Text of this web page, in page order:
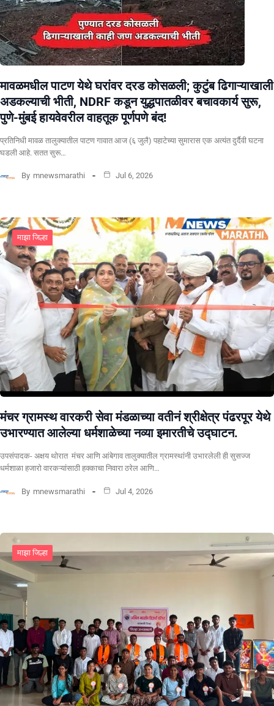
मावळमधील पाटण येथे घरांवर दरड कोसळली; कुटुंब ढिगाऱ्याखाली
अडकल्याची भीती, NDRF कडून युद्धपातळीवर बचावकार्य सुरू,
पुणे-मुंबई हायवेवरील वाहतूक पूर्णपणे बंद!
​प्रतिनिधी मावळ तालुक्यातील पाटण गावात आज (६ जुलै) पहाटेच्या सुमारास एक अत्यंत दुर्दैवी घटना
घडली आहे. सतत सुरू…
By mnewsmarathi Jul 6, 2026
माझा जिल्हा
मंचर ग्रामस्थ वारकरी सेवा मंडळाच्या वतीनं श्रीक्षेत्र पंढरपूर येथे
उभारण्यात आलेल्या धर्मशाळेच्या नव्या इमारतीचे उद्घाटन.
उपसंपादक- अक्षय थोरात मंचर आणि आंबेगाव तालुक्यातील ग्रामस्थांनी उभारलेली ही सुसज्ज
धर्मशाळा हजारो वारकऱ्यांसाठी हक्काचा निवारा ठरेल आणि…
By mnewsmarathi Jul 4, 2026
माझा जिल्हा